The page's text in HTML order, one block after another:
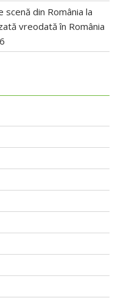
scenă din România la
vreodată în România